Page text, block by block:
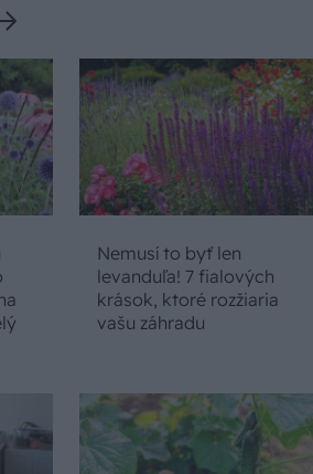
Nemusí to byť len
levanduľa! 7 fialových
krások, ktoré rozžiaria
vašu záhradu